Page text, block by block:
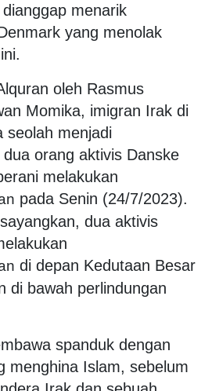
menarik
yang menolak
oleh Rasmus
Momika, imigran Irak di
seolah menjadi
orang aktivis Danske
melakukan
pada Senin (24/7/2023).
dua aktivis
di depan Kedutaan Besar
di bawah perlindungan
spanduk dengan
menghina Islam, sebelum